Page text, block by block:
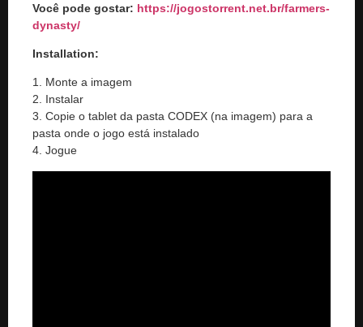
Você pode gostar: https://jogostorrent.net.br/farmers-
dynasty/
Installation:
1. Monte a imagem
2. Instalar
3. Copie o tablet da pasta CODEX (na imagem) para a
pasta onde o jogo está instalado
4. Jogue